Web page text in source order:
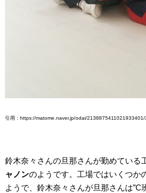
引用：https://matome.naver.jp/odai/
鈴木奈々さんの旦那さんが勤めている
ャノンのようです。工場ではいくつか
ようで、鈴木奈々さんが旦那さんは”C